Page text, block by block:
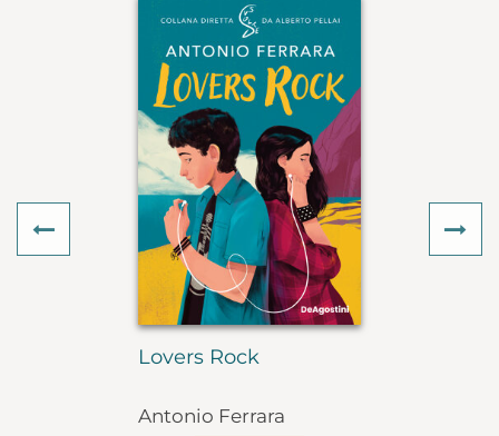
Lovers Rock
Antonio Ferrara
Previous